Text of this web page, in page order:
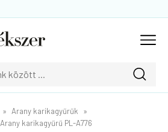
Arany karikagyűrűk
Arany karikagyűrű PL-A776